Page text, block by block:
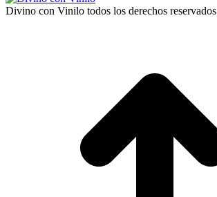
Divino con Vinilo todos los derechos reservados